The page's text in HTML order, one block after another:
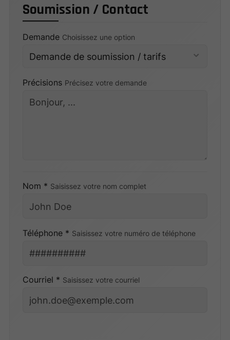
Soumission / Contact
Demande Choisissez une option
Précisions Précisez votre demande
Nom * Saisissez votre nom complet
Téléphone * Saisissez votre numéro de téléphone
Courriel * Saisissez votre courriel